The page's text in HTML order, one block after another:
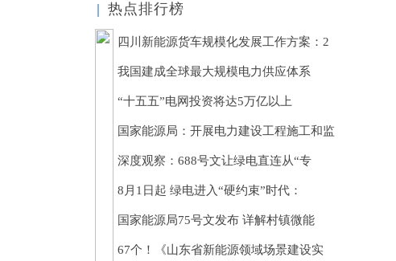
| 热点排行榜
四川新能源货车规模化发展工作方案：2
我国建成全球最大规模电力供应体系
“十五五”电网投资将达5万亿以上
国家能源局：开展电力建设工程施工和监
深度观察：688号文让绿电直连从“专
8月1日起 绿电进入“硬约束”时代：
国家能源局75号文发布 详解村镇微能
67个！《山东省新能源领域场景建设实